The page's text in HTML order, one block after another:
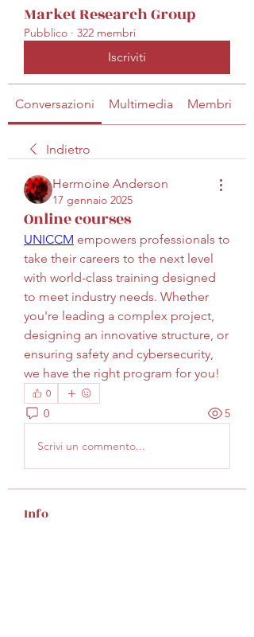
Market Research Group
Pubblico · 322 membri
Iscriviti
Conversazioni Multimedia Membri
Indietro
Hermoine Anderson
17 gennaio 2025
Online courses
UNICCM empowers professionals to
take their careers to the next level
with world-class training designed
to meet industry needs. Whether
you're leading a complex project,
designing an innovative structure, or
ensuring safety and cybersecurity,
we have the right program for you!
0
0 5
Scrivi un commento...
Info